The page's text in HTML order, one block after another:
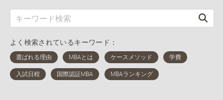
よく検索されているキーワード：